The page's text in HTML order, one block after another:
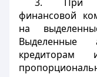
финансовой
на
Выделенные
кредиторам